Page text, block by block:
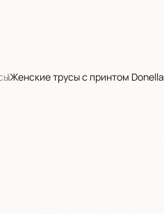
Женские трусы с принтом Donella